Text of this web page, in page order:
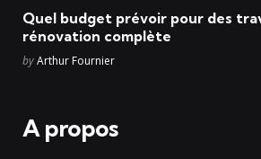
Quel budget prévoir pour des
rénovation complète
Posted
byArthur Fournier
A propos